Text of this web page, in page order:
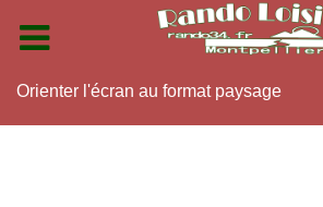
Orienter l'écran au format paysage